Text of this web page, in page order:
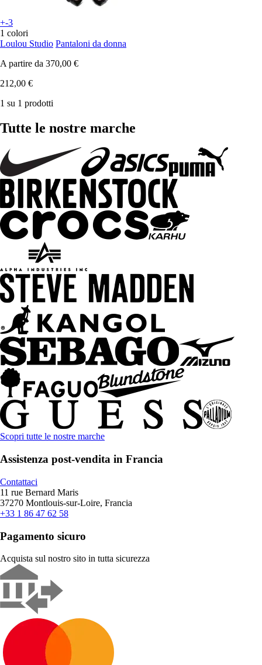
+-3
1 colori
Loulou Studio Pantaloni da donna
A partire da 370,00 €
212,00 €
1 su 1 prodotti
Tutte le nostre marche
Scopri tutte le nostre marche
Assistenza post-vendita in Francia
Contattaci
11 rue Bernard Maris
37270 Montlouis-sur-Loire, Francia
+33 1 86 47 62 58
Pagamento sicuro
Acquista sul nostro sito in tutta sicurezza